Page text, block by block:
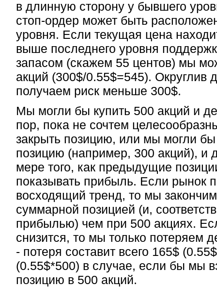
в длинную сторону у бывшего
стоп-ордер может быть
уровня. Если текущая цена
выше последнего уровня
запасом (скажем 55 центов) мы
акций (300$/0.55$=545). Округлив
получаем риск меньше 300$.
Мы могли бы купить 500 акций и
пор, пока не сочтем
закрыть позицию, или мы могли
позицию (например, 300 акций), и
мере того, как предыдущие
показывать прибыль. Если рынок
восходящий тренд, то мы
суммарной позицией (и,
прибылью) чем при 500 акциях.
снизится, то мы только потеряем
- потеря составит всего 165$
(0.55$*500) в случае, если бы мы
позицию в 500 акций.